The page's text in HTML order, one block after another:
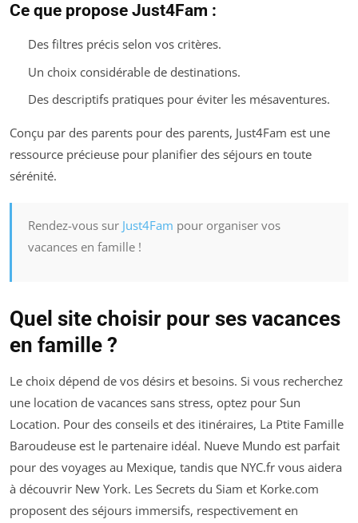
Ce que propose Just4Fam :
Des filtres précis selon vos critères.
Un choix considérable de destinations.
Des descriptifs pratiques pour éviter les mésaventures.
Conçu par des parents pour des parents, Just4Fam est une
ressource précieuse pour planifier des séjours en toute
sérénité.
Rendez-vous sur Just4Fam pour organiser vos
vacances en famille !
Quel site choisir pour ses vacances
en famille ?
Le choix dépend de vos désirs et besoins. Si vous recherchez
une location de vacances sans stress, optez pour Sun
Location. Pour des conseils et des itinéraires, La Ptite Famille
Baroudeuse est le partenaire idéal. Nueve Mundo est parfait
pour des voyages au Mexique, tandis que NYC.fr vous aidera
à découvrir New York. Les Secrets du Siam et Korke.com
proposent des séjours immersifs, respectivement en